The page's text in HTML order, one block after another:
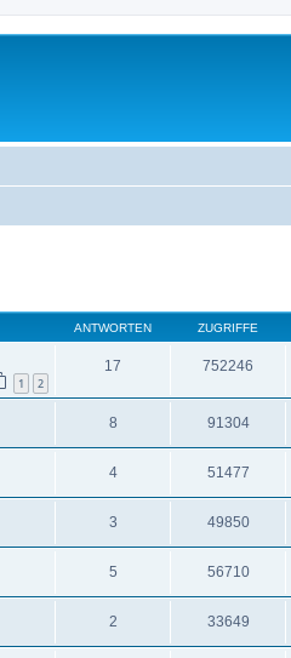
ANTWORTEN ZUGRIFFE
1 2
17 752246
8 91304
4 51477
3 49850
5 56710
2 33649